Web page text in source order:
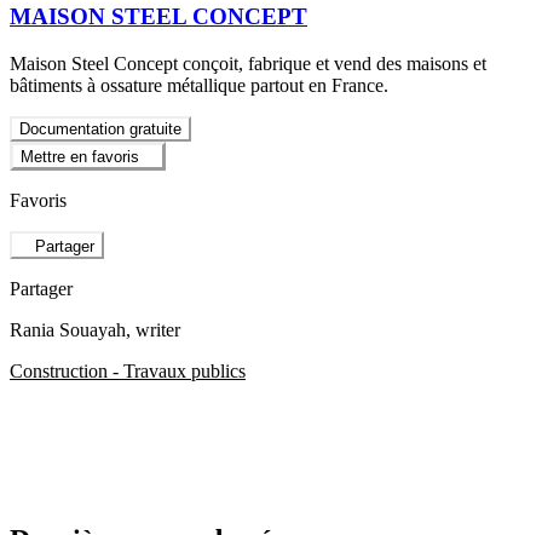
MAISON STEEL CONCEPT
Maison Steel Concept conçoit, fabrique et vend des maisons et
bâtiments à ossature métallique partout en France.
Documentation gratuite
Mettre en favoris
Favoris
Partager
Partager
Rania Souayah, writer
Construction - Travaux publics